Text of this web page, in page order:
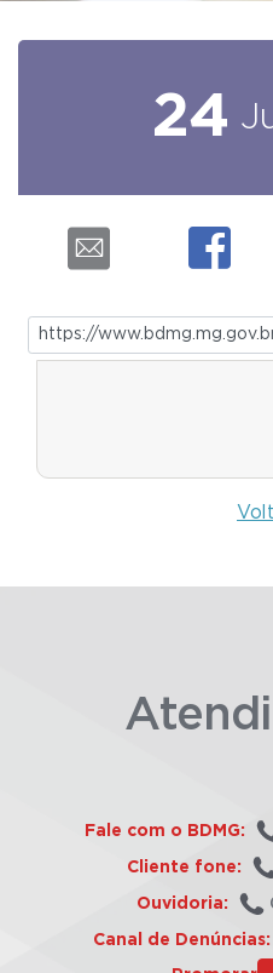
24
Fale com o BDMG:
Cliente fone:
Ouvidoria:
Canal de Denúncias: